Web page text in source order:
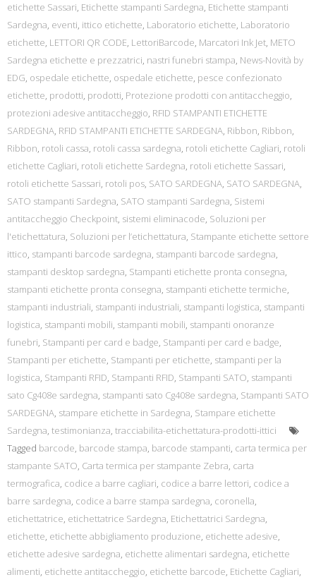
etichette Sassari, Etichette stampanti Sardegna, Etichette stampanti
Sardegna, eventi, ittico etichette, Laboratorio etichette, Laboratorio
etichette, LETTORI QR CODE, LettoriBarcode, Marcatori Ink Jet, METO
Sardegna etichette e prezzatrici, nastri funebri stampa, News-Novità by
EDG, ospedale etichette, ospedale etichette, pesce confezionato
etichette, prodotti, prodotti, Protezione prodotti con antitaccheggio,
protezioni adesive antitaccheggio, RFID STAMPANTI ETICHETTE
SARDEGNA, RFID STAMPANTI ETICHETTE SARDEGNA, Ribbon, Ribbon,
Ribbon, rotoli cassa, rotoli cassa sardegna, rotoli etichette Cagliari, rotoli
etichette Cagliari, rotoli etichette Sardegna, rotoli etichette Sassari,
rotoli etichette Sassari, rotoli pos, SATO SARDEGNA, SATO SARDEGNA,
SATO stampanti Sardegna, SATO stampanti Sardegna, Sistemi
antitaccheggio Checkpoint, sistemi eliminacode, Soluzioni per
l'etichettatura, Soluzioni per l’etichettatura, Stampante etichette settore
ittico, stampanti barcode sardegna, stampanti barcode sardegna,
stampanti desktop sardegna, Stampanti etichette pronta consegna,
stampanti etichette pronta consegna, stampanti etichette termiche,
stampanti industriali, stampanti industriali, stampanti logistica, stampanti
logistica, stampanti mobili, stampanti mobili, stampanti onoranze
funebri, Stampanti per card e badge, Stampanti per card e badge,
Stampanti per etichette, Stampanti per etichette, stampanti per la
logistica, Stampanti RFID, Stampanti RFID, Stampanti SATO, stampanti
sato Cg408e sardegna, stampanti sato Cg408e sardegna, Stampanti SATO
SARDEGNA, stampare etichette in Sardegna, Stampare etichette
Sardegna, testimonianza, tracciabilita-etichettatura-prodotti-ittici
Tagged barcode, barcode stampa, barcode stampanti, carta termica per
stampante SATO, Carta termica per stampante Zebra, carta
termografica, codice a barre cagliari, codice a barre lettori, codice a
barre sardegna, codice a barre stampa sardegna, coronella,
etichettatrice, etichettatrice Sardegna, Etichettatrici Sardegna,
etichette, etichette abbigliamento produzione, etichette adesive,
etichette adesive sardegna, etichette alimentari sardegna, etichette
alimenti, etichette antitaccheggio, etichette barcode, Etichette Cagliari,